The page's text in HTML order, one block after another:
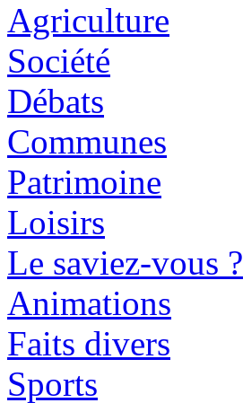
Agriculture
Société
Débats
Communes
Patrimoine
Loisirs
Le saviez-vous ?
Animations
Faits divers
Sports